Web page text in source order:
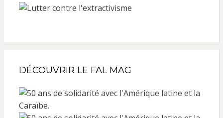
DÉCOUVRIR LE FAL MAG